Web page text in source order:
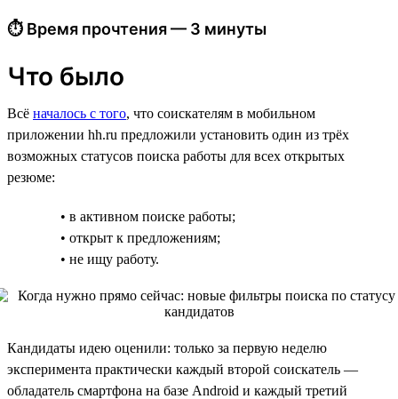
⏱ Время прочтения — 3 минуты
Что было
Всё началось с того, что соискателям в мобильном
приложении hh.ru предложили установить один из трёх
возможных статусов поиска работы для всех открытых
резюме:
• в активном поиске работы;
• открыт к предложениям;
• не ищу работу.
Кандидаты идею оценили: только за первую неделю
эксперимента практически каждый второй соискатель —
обладатель смартфона на базе Android и каждый третий